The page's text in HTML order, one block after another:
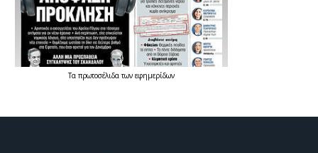
Τα πρωτοσέλιδατων εφημερίδων